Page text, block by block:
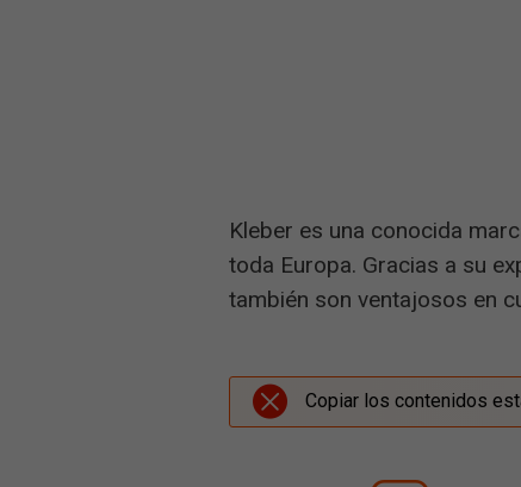
Kleber es una conocida
toda Europa. Gracias a su
también son ventajosos en
Copiar los contenidos